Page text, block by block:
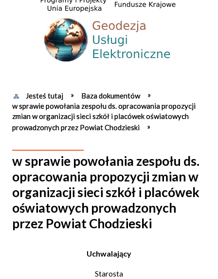
Jesteś tutaj
Baza dokumentów
w sprawie powołania zespołu ds. opracowania propozycji
zmian w organizacji sieci szkół i placówek oświatowych
prowadzonych przez Powiat Chodzieski
w sprawie powołania zespołu ds.
opracowania propozycji zmian w
organizacji sieci szkół i placówek
oświatowych prowadzonych
przez Powiat Chodzieski
Uchwalający
Starosta